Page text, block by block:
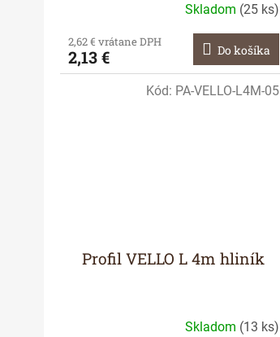
Skladom (25 ks)
2,62 € vrátane DPH
2,13 € Do košíka
Profil VELLO L 4m hliník
Skladom (13 ks)
Kód: PA-VELLO-L4M-05